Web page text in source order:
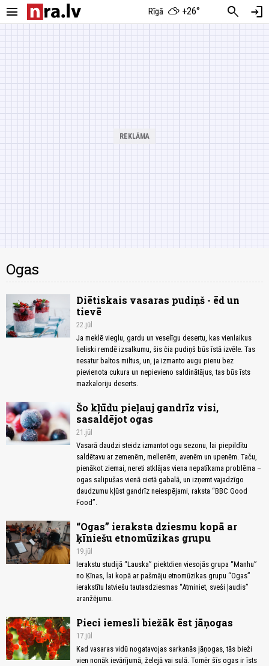
menu Rīgā +26° search login
Ogas
Diētiskais vasaras pudiņš - ēd un
tievē
22.jūl
Ja meklē vieglu, gardu un veselīgu desertu, kas vienlaikus
lieliski remdē izsalkumu, šis čia pudiņš būs īstā izvēle. Tas
nesatur baltos miltus, un, ja izmanto augu pienu bez
pievienota cukura un nepievieno saldinātājus, tas būs īsts
mazkaloriju deserts.
Šo kļūdu pieļauj gandrīz visi,
sasaldējot ogas
21.jūl
Vasarā daudzi steidz izmantot ogu sezonu, lai piepildītu
saldētavu ar zemenēm, mellenēm, avenēm un upenēm. Taču,
pienākot ziemai, nereti atklājas viena nepatīkama problēma –
ogas salipušas vienā cietā gabalā, un izņemt vajadzīgo
daudzumu kļūst gandrīz neiespējami, raksta “BBC Good
Food”.
“Ogas” ieraksta dziesmu kopā ar
ķīniešu etnomūzikas grupu
19.jūl
Ierakstu studijā “Lauska” piektdien viesojās grupa “Manhu”
no Ķīnas, lai kopā ar pašmāju etnomūzikas grupu “Ogas”
ierakstītu latviešu tautasdziesmas “Atminiet, sveši ļaudis”
aranžējumu.
Pieci iemesli biežāk ēst jāņogas
17.jūl
Kad vasaras vidū nogatavojas sarkanās jāņogas, tās bieži
vien nonāk ievārījumā, želejā vai sulā. Tomēr šīs ogas ir īsts